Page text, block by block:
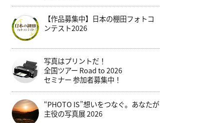
【作品募集中】日本の棚田フォトコ
ンテスト2026
写真はプリントだ！
全国ツアー Road to 2026
セミナー 参加者募集中！
“PHOTO IS”想いをつなぐ。あなたが
主役の写真展 2026